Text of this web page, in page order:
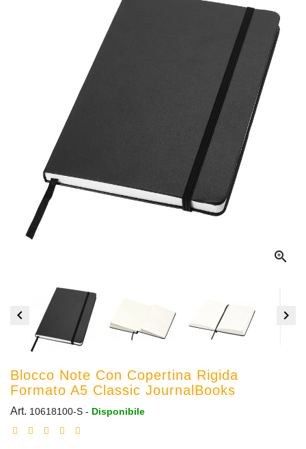

 
Blocco Note Con Copertina Rigida
Formato A5 Classic JournalBooks
Art. 10618100-S - Disponibile